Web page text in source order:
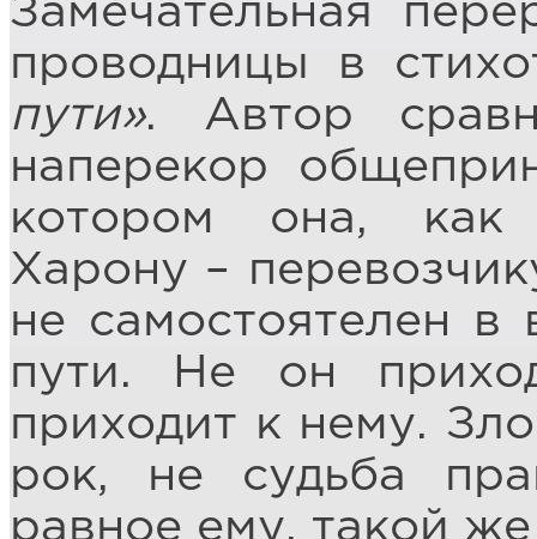
Замечательная
проводницы в
пути». Автор
наперекор
котором она, как
Харону –
не самостоятелен в
пути. Не он
приходит к нему.
рок, не судьба
равное ему, такой